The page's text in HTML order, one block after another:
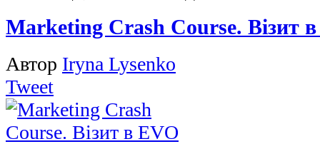
Marketing Crash Course. Візит
Автор Iryna Lysenko
Tweet